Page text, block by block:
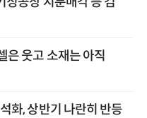
웃고 소재는 아직
화, 상반기 나란히 반등